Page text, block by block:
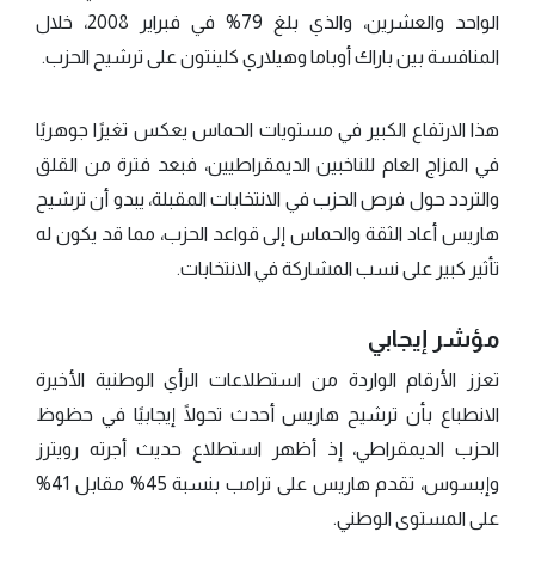
الواحد والعشرين، والذي بلغ 79% في فبراير 2008، خلال
المنافسة بين باراك أوباما وهيلاري كلينتون على ترشيح الحزب.
هذا الارتفاع الكبير في مستويات الحماس يعكس تغيرًا جوهريًا
في المزاج العام للناخبين الديمقراطيين، فبعد فترة من القلق
والتردد حول فرص الحزب في الانتخابات المقبلة، يبدو أن ترشيح
هاريس أعاد الثقة والحماس إلى قواعد الحزب، مما قد يكون له
تأثير كبير على نسب المشاركة في الانتخابات.
مؤشر إيجابي
تعزز الأرقام الواردة من استطلاعات الرأي الوطنية الأخيرة
الانطباع بأن ترشيح هاريس أحدث تحولًا إيجابيًا في حظوظ
الحزب الديمقراطي، إذ أظهر استطلاع حديث أجرته رويترز
وإبسوس، تقدم هاريس على ترامب بنسبة 45% مقابل 41%
على المستوى الوطني.